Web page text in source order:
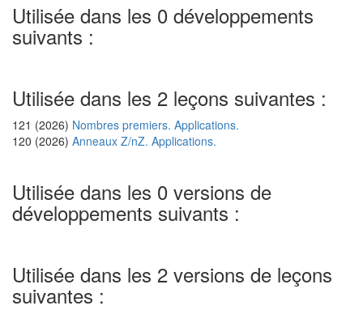
Utilisée dans les 0 développements
suivants :
Utilisée dans les 2 leçons suivantes :
121 (2026) Nombres premiers. Applications.
120 (2026) Anneaux Z/nZ. Applications.
Utilisée dans les 0 versions de
développements suivants :
Utilisée dans les 2 versions de leçons
suivantes :